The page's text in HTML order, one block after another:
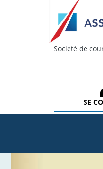
Société de
SE